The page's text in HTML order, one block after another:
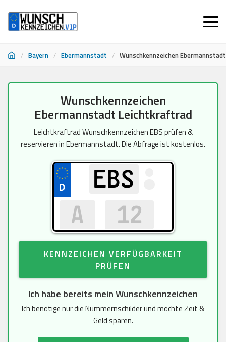
/ Bayern / Ebermannstadt / Wunschkennzeichen
Wunschkennzeichen
Ebermannstadt Leichtkraftrad
Leichtkraftrad Wunschkennzeichen EBS prüfen &
reservieren in Ebermannstadt. Die Abfrage ist kostenlos.
KENNZEICHEN VERFÜGBARKEIT
PRÜFEN
Ich habe bereits mein Wunschkennzeichen
Ich benötige nur die Nummernschilder und möchte Zeit &
Geld sparen.